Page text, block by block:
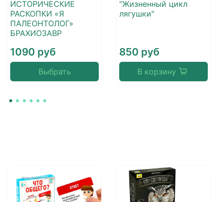
ИСТОРИЧЕСКИЕ
РАСКОПКИ «Я
ПАЛЕОНТОЛОГ»
БРАХИОЗАВР
1090 руб
Выбрать
"Жизненный цикл
лягушки"
850 руб
В корзину